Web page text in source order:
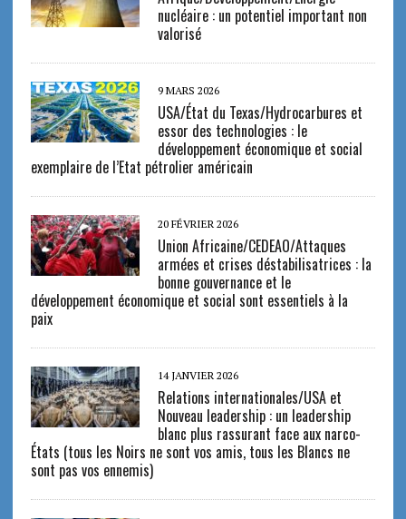
nucléaire : un potentiel important non
valorisé
9 MARS 2026
USA/État du Texas/Hydrocarbures et
essor des technologies : le
développement économique et social
exemplaire de l’Etat pétrolier américain
20 FÉVRIER 2026
Union Africaine/CEDEAO/Attaques
armées et crises déstabilisatrices : la
bonne gouvernance et le
développement économique et social sont essentiels à la
paix
14 JANVIER 2026
Relations internationales/USA et
Nouveau leadership : un leadership
blanc plus rassurant face aux narco-
États (tous les Noirs ne sont vos amis, tous les Blancs ne
sont pas vos ennemis)